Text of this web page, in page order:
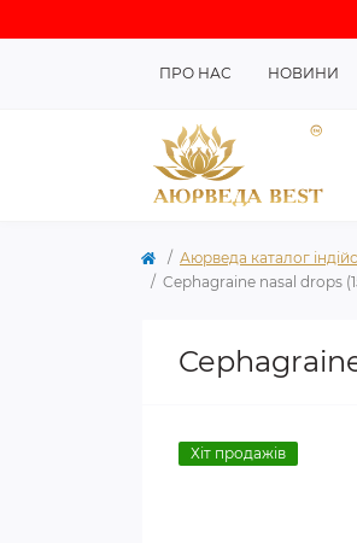
ПРО НАС НОВИНИ
Аюрведа каталог
Cephagraine nasal drops
Хіт продажів